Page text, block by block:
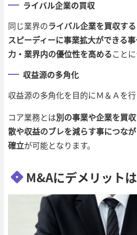
ライバル企業の買収
同じ業界のライバル企業を買収す
スピーディーに事業拡大ができる
力・業界内の優位性を高めること
収益源の多角化
収益源の多角化を目的にＭ＆Ａを行
コア業務とは別の事業や企業を買
散や収益のブレを減らす事につな
確立が可能となります。
M&Aにデメリット